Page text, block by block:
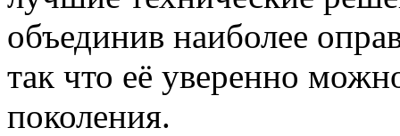
объединив наиболее
так что её уверенно
поколения.